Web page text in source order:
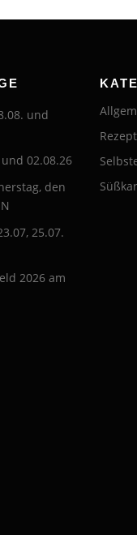
und
02.08.26
den
25.07.
2026 am